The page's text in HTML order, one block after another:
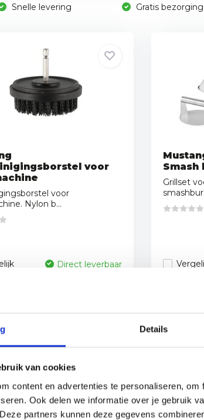
Details
van cookies
content en advertenties te personaliseren,
Ook delen we informatie over je gebruik
partners kunnen deze gegevens
Snelle levering Gratis
voor
voor
Nylon b...
Direct leverbaar
Smash
Grillset